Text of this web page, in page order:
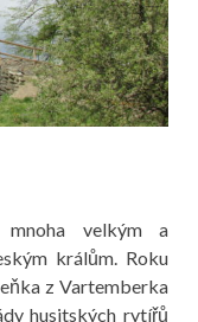
velkým a
králům. Roku
z Vartemberka
husitských rytířů